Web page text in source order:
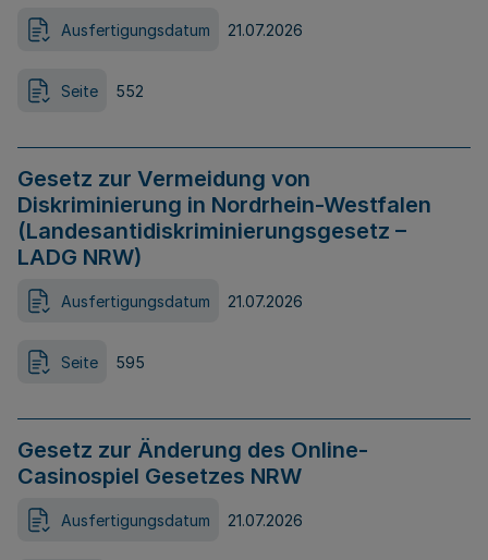
Ausfertigungsdatum 21.07.2026
Seite 552
Gesetz zur Vermeidung von
Diskriminierung in Nordrhein-Westfalen
(Landesantidiskriminierungsgesetz –
LADG NRW)
Ausfertigungsdatum 21.07.2026
Seite 595
Gesetz zur Änderung des Online-
Casinospiel Gesetzes NRW
Ausfertigungsdatum 21.07.2026